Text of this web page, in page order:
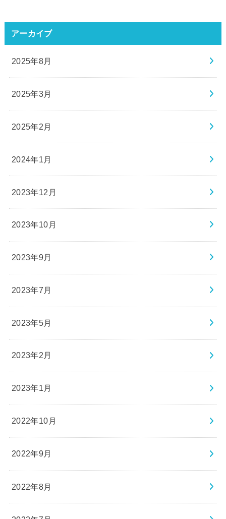
アーカイブ
2025年8月
2025年3月
2025年2月
2024年1月
2023年12月
2023年10月
2023年9月
2023年7月
2023年5月
2023年2月
2023年1月
2022年10月
2022年9月
2022年8月